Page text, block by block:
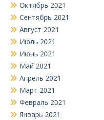
Октябрь 2021
Сентябрь 2021
Август 2021
Июль 2021
Июнь 2021
Май 2021
Апрель 2021
Март 2021
Февраль 2021
Январь 2021